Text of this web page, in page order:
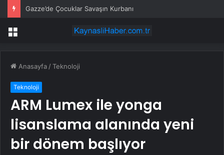
Gazze’de Çocuklar Savaşın Kurbanı
Menü
Anasayfa /Teknoloji
Teknoloji
ARM Lumex ile yonga
lisanslama alanında yeni
bir dönem başlıyor